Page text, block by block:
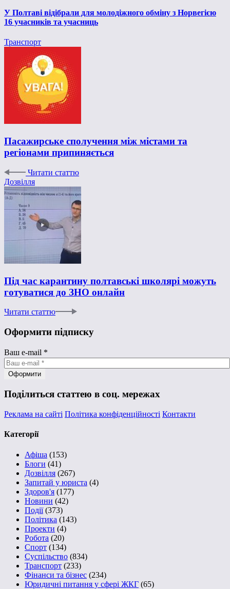
У Полтаві відібрали для молодіжного обміну з Норвегією
16 учасників та учасниць
Транспорт
Пасажирське сполучення між містами та
регіонами припиняється
Читати статтю
Дозвілля
Під час карантину полтавські школярі можуть
готуватися до ЗНО онлайн
Читати статтю
Оформити підписку
Ваш e-mail *
Поділиться статтею в соц. мережах
Реклама на сайті Політика конфіденційності Контакти
Категорії
Афіша (153)
Блоги (41)
Дозвілля (267)
Запитай у юриста (4)
Здоров'я (177)
Новини (42)
Події(373)
Політика (143)
Проекти (4)
Робота (20)
Спорт (134)
Суспільство (834)
Транспорт (233)
Фінанси та бізнес (234)
Юридичні питання у сфері ЖКГ (65)